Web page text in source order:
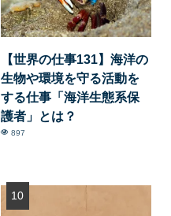
【世界の仕事131】海洋の
生物や環境を守る活動を
する仕事「海洋生態系保
護者」とは？
897